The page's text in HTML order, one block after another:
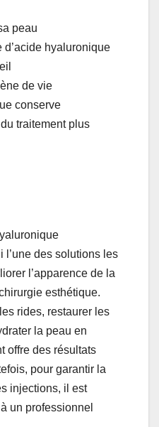
peau
hyaluronique
de vie
conserve
traitement plus
l’une des solutions les
l’apparence de la
esthétique.
rides, restaurer les
la peau en
offre des résultats
pour garantir la
injections, il est
un professionnel